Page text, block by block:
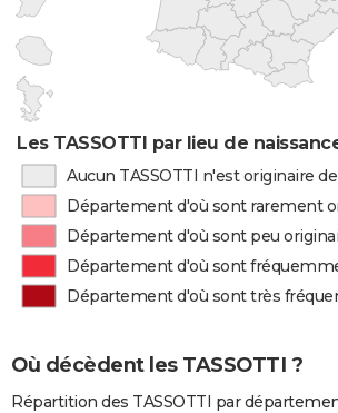
Les TASSOTTI par lieu de
Aucun TASSOTTI n'est originaire
Département d'où sont rarement
Département d'où sont peu
Département d'où sont
Département d'où sont très
Où décèdent les TASSOTTI ?
Répartition des TASSOTTI par